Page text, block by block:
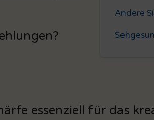
Andere
essenziell für das